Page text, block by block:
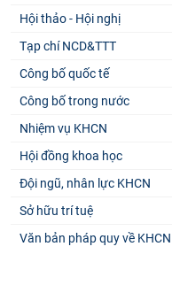
Hội thảo - Hội nghị
Tạp chí NCD&TTT
Công bố quốc tế
Công bố trong nước
Nhiệm vụ KHCN
Hội đồng khoa học
Đội ngũ, nhân lực KHCN
Sở hữu trí tuệ
Văn bản pháp quy về KHCN